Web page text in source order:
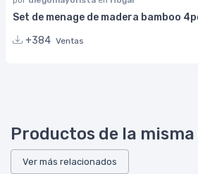
Set de menage de madera bamboo
+384 Ventas
Productos de la
Ver más relacionados